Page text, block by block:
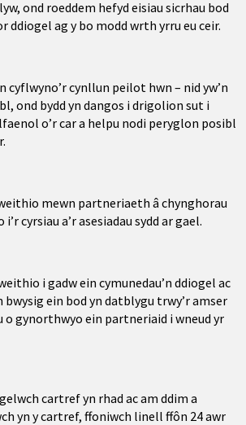
ond roeddem hefyd eisiau sicrhau bod
ag y bo modd wrth yrru eu ceir.
cyflwyno’r cynllun peilot hwn – nid yw’n
ond bydd yn dangos i drigolion sut i
o’r car a helpu nodi peryglon posibl
mewn partneriaeth â chynghorau
cyrsiau a’r asesiadau sydd ar gael.
i gadw ein cymunedau’n ddiogel ac
bwysig ein bod yn datblygu trwy’r amser
o gynorthwyo ein partneriaid i wneud yr
cartref yn rhad ac am ddim a
yn y cartref, ffoniwch linell ffôn 24 awr